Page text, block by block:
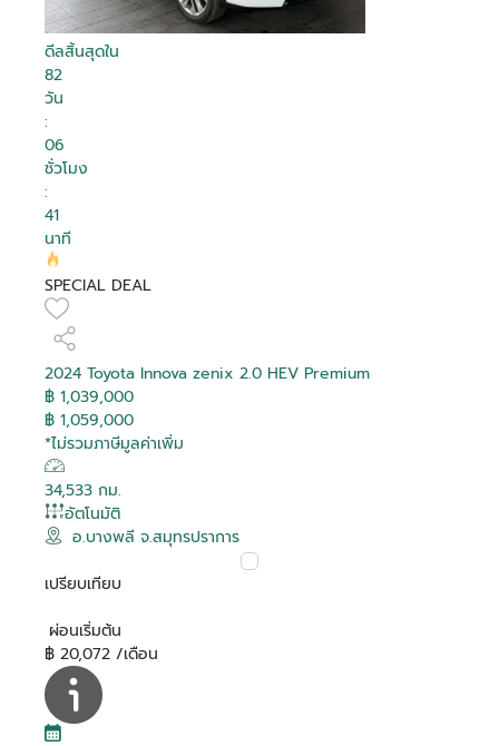
ดีลสิ้นสุดใน
82
วัน
:
06
ชั่วโมง
:
41
นาที
SPECIAL DEAL
2024 Toyota Innova zenix 2.0 HEV Premium
฿ 1,039,000
฿ 1,059,000
*ไม่รวมภาษีมูลค่าเพิ่ม
34,533 กม.
อัตโนมัติ
อ.บางพลี จ.สมุทรปราการ
เปรียบเทียบ
ผ่อนเริ่มต้น
฿ 20,072 /เดือน